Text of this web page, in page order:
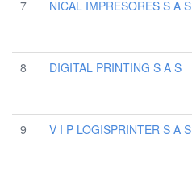
7 NICAL IMPRESORES S A S
8
DIGITAL PRINTING S A S
9
V I P LOGISPRINTER S A S